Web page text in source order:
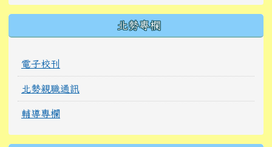
北勢專欄
電子校刊
北勢親職通訊
輔導專欄